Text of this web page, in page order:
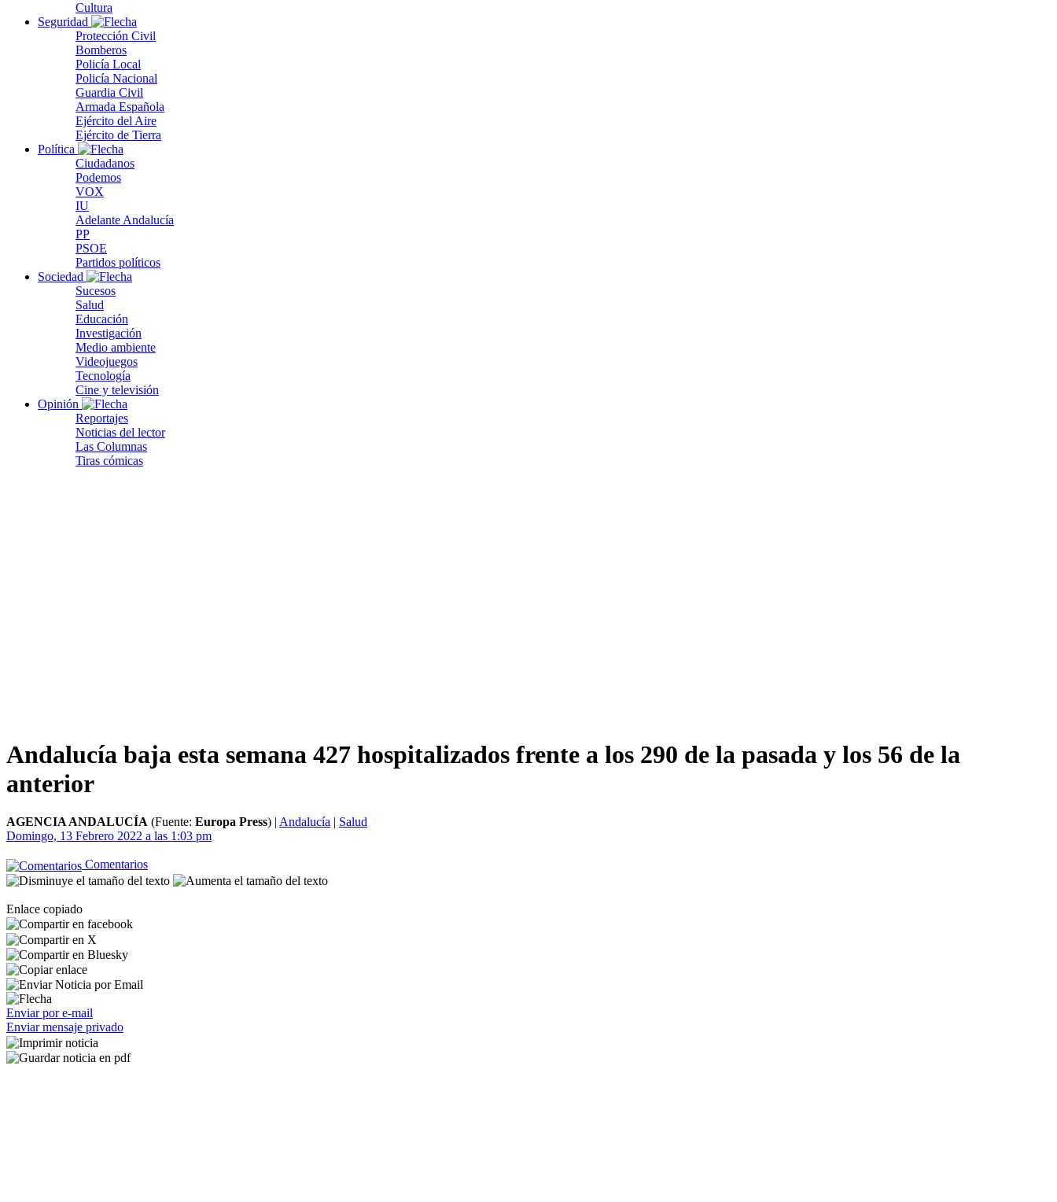
Cultura
Seguridad
Protección Civil
Bomberos
Policía Local
Policía Nacional
Guardia Civil
Armada Española
Ejército del Aire
Ejército de Tierra
Política
Ciudadanos
Podemos
VOX
IU
Adelante Andalucía
PP
PSOE
Partidos políticos
Sociedad
Sucesos
Salud
Educación
Investigación
Medio ambiente
Videojuegos
Tecnología
Cine y televisión
Opinión
Reportajes
Noticias del lector
Las Columnas
Tiras cómicas
Andalucía baja esta semana 427 hospitalizados frente a los 290 de la pasada y los 56 de la
anterior
AGENCIA ANDALUCÍA (Fuente: Europa Press) | Andalucía | Salud
Domingo, 13 Febrero 2022 a las 1:03 pm
Comentarios
Enlace copiado
Enviar por e-mail
Enviar mensaje privado